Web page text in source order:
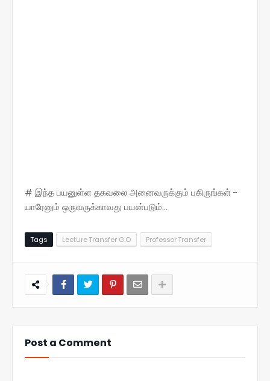
# இந்த பயனுள்ள தகவலை அனைவருக்கும் பகிருங்கள் -
யாரேனும் ஒருவருக்காவது பயன்படும்...
Tags Lecture Transfer G.O Professor Transfer
Post a Comment